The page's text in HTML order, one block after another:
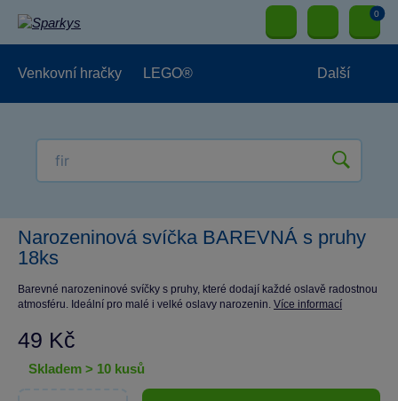
0
Venkovní hračky LEGO® Další
Narozeninová svíčka BAREVNÁ s pruhy
18ks
Barevné narozeninové svíčky s pruhy, které dodají každé oslavě radostnou
atmosféru. Ideální pro malé i velké oslavy narozenin. Více informací
49 Kč
skladem > 10 kusů